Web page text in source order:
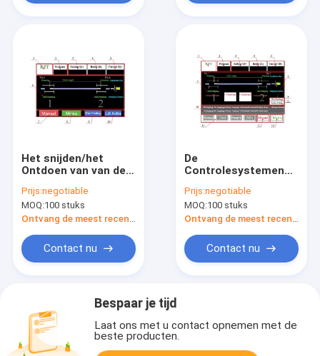
Het snijden/het
Ontdoen van van de
van de Machinemotie
Snelle de Reactietijd
Prijs:negotiable
MOQ:100 stuks
Ontvang de meest recente Prijs
Contact nu
De
Controlesystemen
snelheids Lopende
Motie voor Beide
Einden die Machine
Prijs:negotiable
MOQ:100 stuks
Ontvang de meest recente Prijs
Contact nu
Bespaar je tijd
Laat ons met u contact opnemen met de
beste producten.